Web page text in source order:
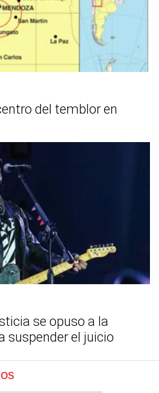
del temblor en
se opuso a la
suspender el juicio